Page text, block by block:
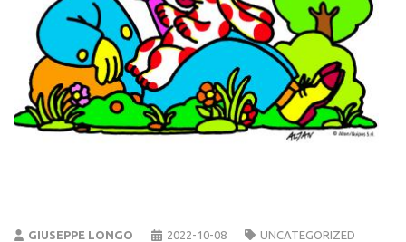
GIUSEPPE LONGO 2022-10-08 UNCATEGORIZED